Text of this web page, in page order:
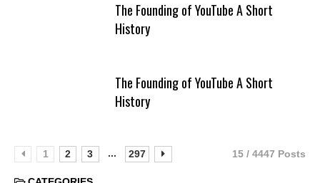
The Founding of YouTube A Short
History
The Founding of YouTube A Short
History
1 2 3 ... 297 15 / 4447 Posts